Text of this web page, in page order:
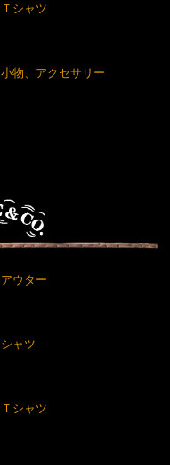
Ｔシャツ
小物、アクセサリー
アウター
シャツ
Ｔシャツ